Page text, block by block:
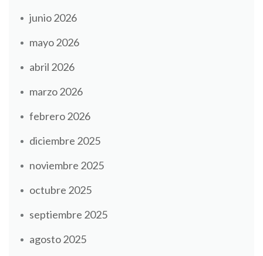
junio 2026
mayo 2026
abril 2026
marzo 2026
febrero 2026
diciembre 2025
noviembre 2025
octubre 2025
septiembre 2025
agosto 2025